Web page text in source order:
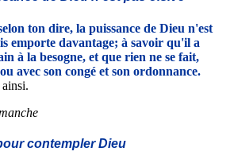
ton dire, la puissance de Dieu n'est
emporte davantage; à savoir qu'il a
à la besogne, et que rien ne se fait,
avec son congé et son ordonnance.
contempler Dieu